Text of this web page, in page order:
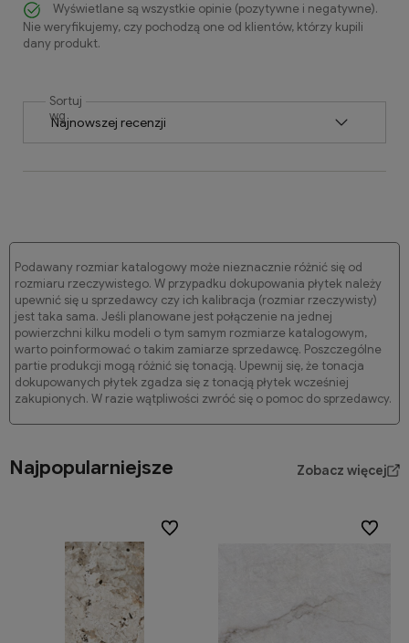
Wyświetlane są wszystkie opinie (pozytywne i negatywne).
Nie weryfikujemy, czy pochodzą one od klientów, którzy kupili
dany produkt.
Sortuj
wg
Podawany rozmiar katalogowy może nieznacznie różnić się od
rozmiaru rzeczywistego. W przypadku dokupowania płytek należy
upewnić się u sprzedawcy czy ich kalibracja (rozmiar rzeczywisty)
jest taka sama. Jeśli planowane jest połączenie na jednej
powierzchni kilku modeli o tym samym rozmiarze katalogowym,
warto poinformować o takim zamiarze sprzedawcę. Poszczególne
partie produkcji mogą różnić się tonacją. Upewnij się, że tonacja
dokupowanych płytek zgadza się z tonacją płytek wcześniej
zakupionych. W razie wątpliwości zwróć się o pomoc do sprzedawcy.
Najpopularniejsze Zobacz więcej
Do ulubionych Do